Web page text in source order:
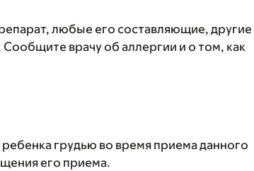
любые его составляющие, другие
врачу об аллергии и о том, как
грудью во время приема данного
его приема.